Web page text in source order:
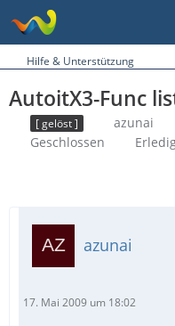
Hilfe & Unterstützung
AutoitX3-Func
[ gelöst ] azunai
Geschlossen
azunai
17. Mai 2009 um 18:02